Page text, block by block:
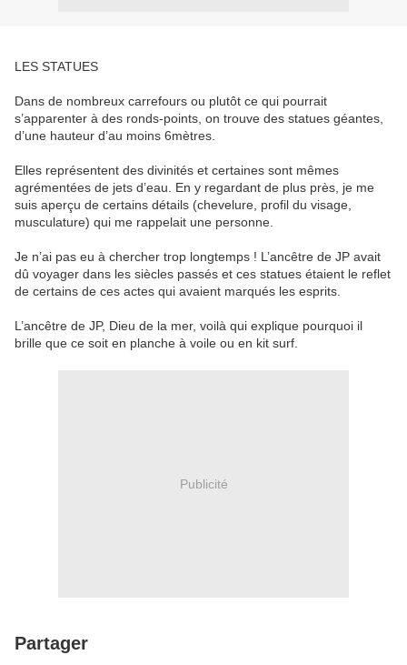
LES STATUES
Dans de nombreux carrefours ou plutôt ce qui pourrait
s’apparenter à des ronds-points, on trouve des statues géantes,
d’une hauteur d’au moins 6mètres.
Elles représentent des divinités et certaines sont mêmes
agrémentées de jets d’eau. En y regardant de plus près, je me
suis aperçu de certains détails (chevelure, profil du visage,
musculature) qui me rappelait une personne.
Je n’ai pas eu à chercher trop longtemps ! L’ancêtre de JP avait
dû voyager dans les siècles passés et ces statues étaient le reflet
de certains de ces actes qui avaient marqués les esprits.
L’ancêtre de JP, Dieu de la mer, voilà qui explique pourquoi il
brille que ce soit en planche à voile ou en kit surf.
Publicité
Partager